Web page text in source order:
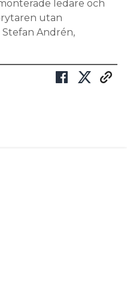
tidningen
och få nyheter,